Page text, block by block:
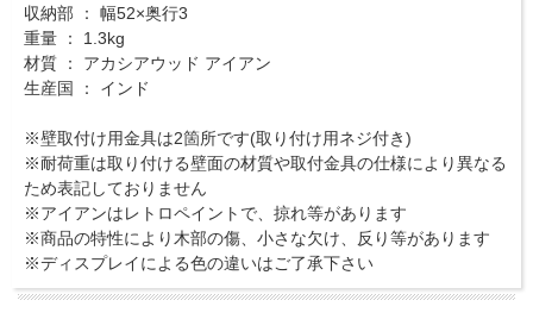
収納部 ： 幅52×奥行3
重量 ： 1.3kg
材質 ： アカシアウッド アイアン
生産国 ： インド
※壁取付け用金具は2箇所です(取り付け用ネジ付き)
※耐荷重は取り付ける壁面の材質や取付金具の仕様により異なる
ため表記しておりません
※アイアンはレトロペイントで、掠れ等があります
※商品の特性により木部の傷、小さな欠け、反り等があります
※ディスプレイによる色の違いはご了承下さい